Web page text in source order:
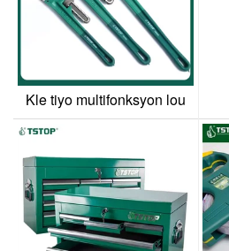
Kle tiyo multifonksyon lou